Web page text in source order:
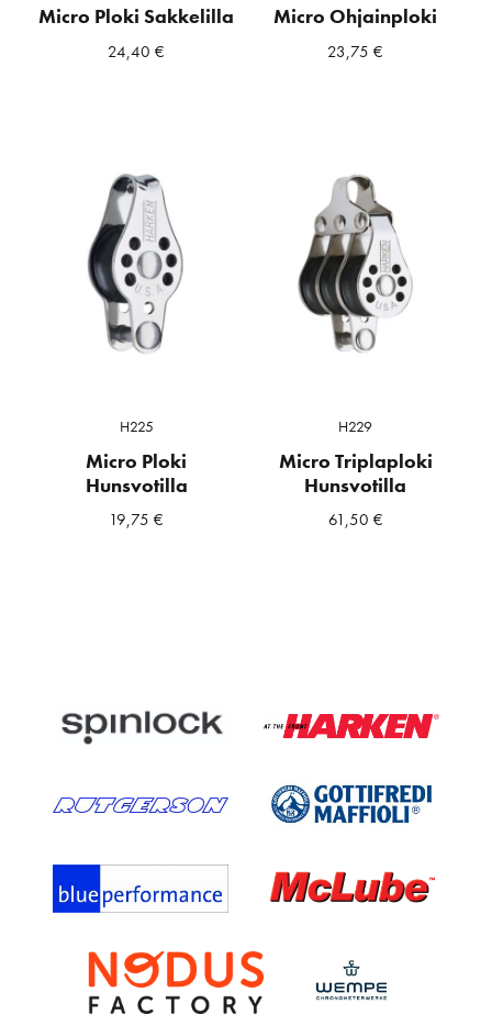
Micro Ploki Sakkelilla
24,40€
Micro Ohjainploki
23,75€
H225
Micro Ploki
Hunsvotilla
19,75€
H229
Micro Triplaploki
Hunsvotilla
61,50 €